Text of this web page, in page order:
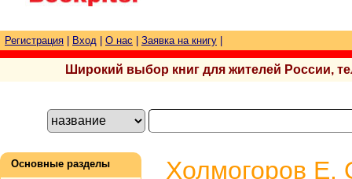
Регистрация Вход О нас Заявка на книгу
Широкий выбор книг для жителей России,
Основные разделы
Холмогоров Е.